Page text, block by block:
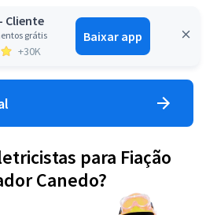
Cliente
grátis
+30K
Baixar app
Entrar
para Fiação
Canedo?